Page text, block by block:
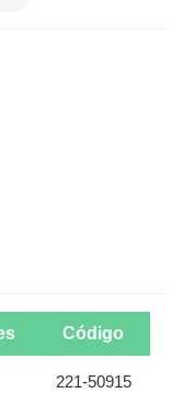
Código
221-50915